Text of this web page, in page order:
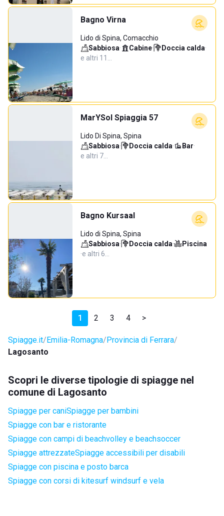
Bagno Virna
Lido di Spina, Comacchio
Sabbiosa· Cabine· Doccia calda·
e altri 11…
MarYSol Spiaggia 57
Lido Di Spina, Spina
Sabbiosa· Doccia calda· Bar·
e altri 7…
Bagno Kursaal
Lido di Spina, Spina
Sabbiosa· Doccia calda·
Piscina
·e altri 6…
1 2 3 4 >
Spiagge.it Emilia-Romagna Provincia di Ferrara
Lagosanto
Scopri le diverse tipologie di spiagge nel
comune di Lagosanto
Spiagge per caniSpiagge per bambini
Spiagge con bar e ristorante
Spiagge con campi di beachvolley e beachsoccer
Spiagge attrezzateSpiagge accessibili per disabili
Spiagge con piscina e posto barca
Spiagge con corsi di kitesurf windsurf e vela